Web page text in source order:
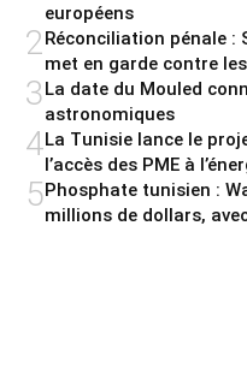
européens
2Réconciliation pénale :
met en garde contre
3La date du Mouled
astronomiques
4La Tunisie lance le
l’accès des PME à
5Phosphate tunisien :
millions de dollars,